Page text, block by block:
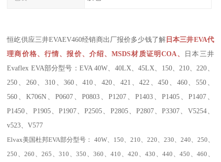
恒屹供应三井EVAEV460经销商出厂报价多少钱了解 日本三井EVA代
理商价格、行情、报价、介绍、MSDS材质证明COA、
日本三井
Evaflex EVA部分型号：EVA 40W、40LX、45LX、150、210、220、
250、260、310、360、410、420、421、422、450、460、550、
560、K706N、P0607、P0803、P1207、P1403、P1405、P1407、
P1450、P1905、P1907、P2505、P2805、P2807、P3307、V5254、
v523、V577
Elvax美国杜邦EVA部分型号： 40W、 150 210 220 230 240 250
250
260 265 、310 、350 、360 、410 、420 、430 、440 、450 、460